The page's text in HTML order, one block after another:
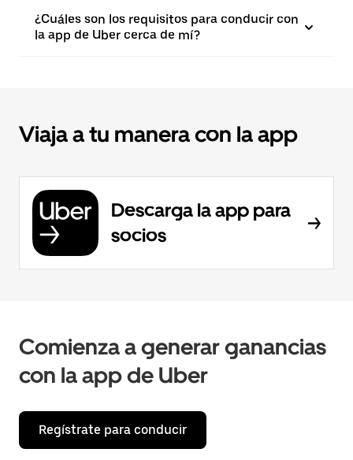
¿Cuáles son los requisitos para conducir con
la app de Uber cerca de mí?
Viaja a tu manera con la app
Descarga la app para
socios
Comienza a generar ganancias
con la app de Uber
Regístrate para conducir